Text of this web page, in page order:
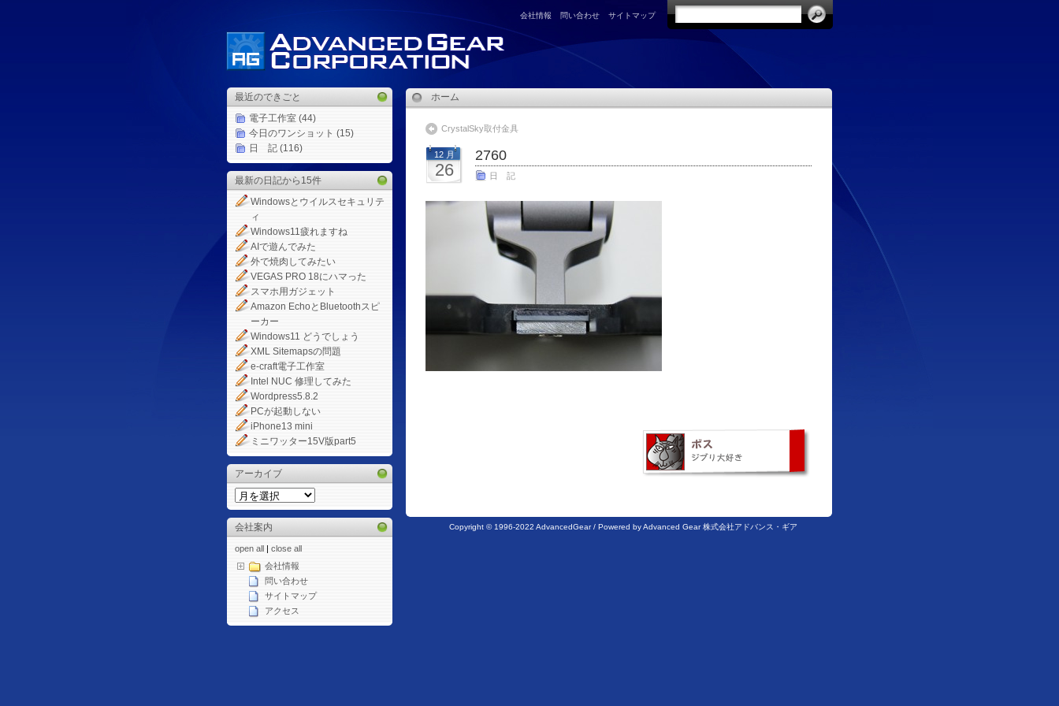
会社情報 問い合わせ サイトマップ
最近のできごと
電子工作室 (44)
今日のワンショット (15)
日 記 (116)
最新の日記から15件
Windowsとウイルスセキュリテ
ィ
Windows11疲れますね
AIで遊んでみた
外で焼肉してみたい
VEGAS PRO 18にハマった
スマホ用ガジェット
Amazon EchoとBluetoothスピ
ーカー
Windows11 どうでしょう
XML Sitemapsの問題
e-craft電子工作室
Intel NUC 修理してみた
Wordpress5.8.2
PCが起動しない
iPhone13 mini
ミニワッター15V版part5
アーカイブ
会社案内
open all | close all
会社情報
問い合わせ
サイトマップ
アクセス
ホーム
CrystalSky取付金具
12 月
26
2760
日 記
Copyright © 1996-2022 AdvancedGear / Powered by Advanced Gear 株式会社アドバンス・ギア